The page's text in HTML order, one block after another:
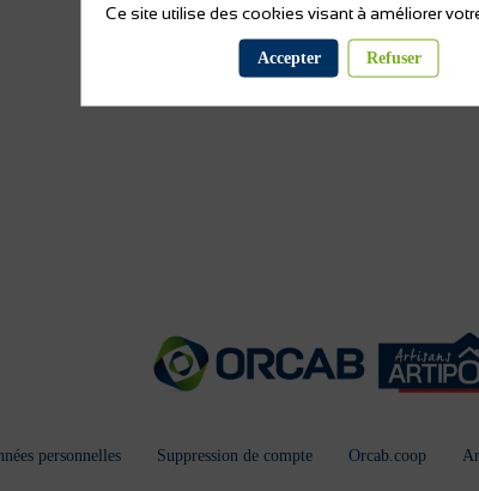
personnelles Suppression de compte Orcab.coop
Ce site utilise des cookies visant à améliorer
Accepter Refuser